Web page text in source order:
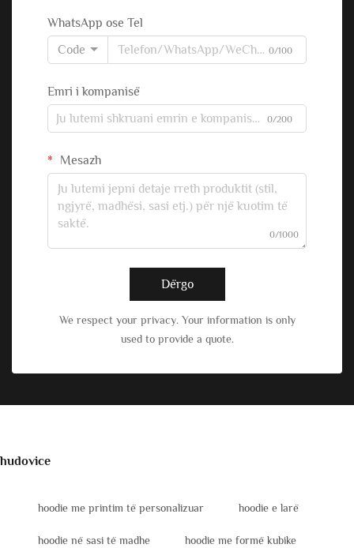
WhatsApp ose Tel
Code
0/100
Emri i kompanisë
0/200
Mesazh
0/1000
Dërgo
We respect your privacy. Your information is only
used to provide a quote.
hudovice
hoodie me printim të personalizuar hoodie e larë
hoodie në sasi të madhe hoodie me formë kubike